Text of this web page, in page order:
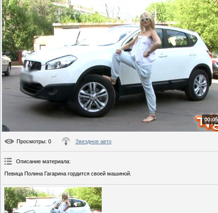
Просмотры: 0 Звездное авто
Описание материала:
Певица Полина Гагарина гордится своей машиной.